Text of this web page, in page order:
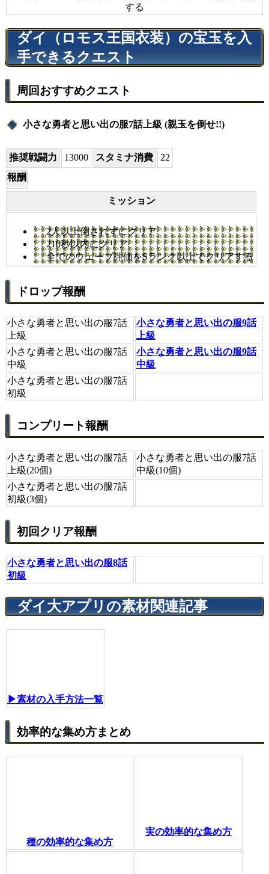
する
ダイ（ロモス王国衣装）の宝玉を入
手できるクエスト
周回おすすめクエスト
小さな勇者と思い出の服7話上級 (親玉を倒せ!!)
推奨戦闘力 13000 スタミナ消費
22
報酬
ミッション
2人以上倒されずにクリア
210秒以内にクリア
全てのウェーブ評価をSランク以上でクリアする
ドロップ報酬
小さな勇者と思い出の服7話
上級
小さな勇者と思い出の服9話
上級
小さな勇者と思い出の服7話
中級
小さな勇者と思い出の服9話
中級
小さな勇者と思い出の服7話
初級
コンプリート報酬
小さな勇者と思い出の服7話
上級(20個)
小さな勇者と思い出の服7話
中級(10個)
小さな勇者と思い出の服7話
初級(3個)
初回クリア報酬
小さな勇者と思い出の服8話
初級
ダイ大アプリの素材関連記事
▶素材の入手方法一覧
効率的な集め方まとめ
種の効率的な集め方
実の効率的な集め方